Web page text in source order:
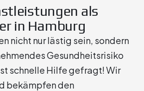
als
in Hamburg
nicht nur lästig sein, sondern
Gesundheitsrisiko
schnelle Hilfe gefragt! Wir
bekämpfen den